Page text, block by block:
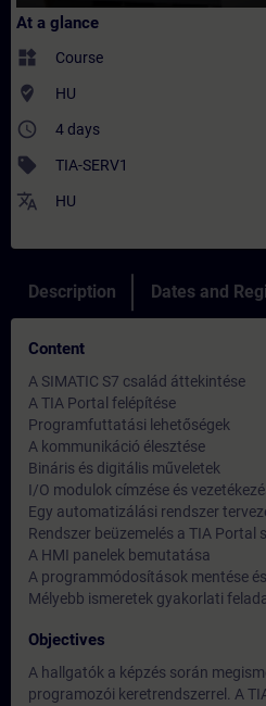
At a glance
widgets Course
where_to_vote HU
access_time 4 days
sell TIA-SERV1
translate HU
Description Dates and
Content
A SIMATIC S7 család áttekintése
A TIA Portal felépítése
Programfuttatási lehetőségek
A kommunikáció élesztése
Bináris és digitális műveletek
I/O modulok címzése és
Egy automatizálási rendszer
Rendszer beüzemelés a TIA Portal
A HMI panelek bemutatása
A programmódosítások mentése
Mélyebb ismeretek gyakorlati
Objectives
A hallgatók a képzés során
programozói keretrendszerrel. A